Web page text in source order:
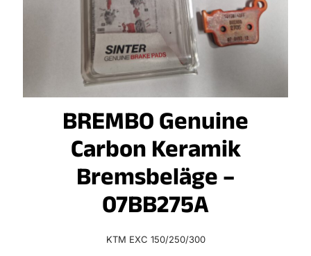
BREMBO Genuine
Carbon Keramik
Bremsbeläge –
07BB275A
KTM EXC 150/250/300